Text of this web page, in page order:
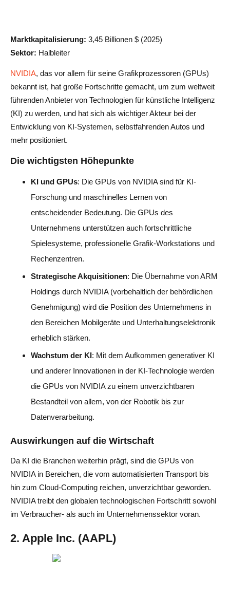
Marktkapitalisierung: 3,45 Billionen $ (2025)
Sektor: Halbleiter
NVIDIA, das vor allem für seine Grafikprozessoren (GPUs)
bekannt ist, hat große Fortschritte gemacht, um zum weltweit
führenden Anbieter von Technologien für künstliche Intelligenz
(KI) zu werden, und hat sich als wichtiger Akteur bei der
Entwicklung von KI-Systemen, selbstfahrenden Autos und
mehr positioniert.
Die wichtigsten Höhepunkte
KI und GPUs: Die GPUs von NVIDIA sind für KI-
Forschung und maschinelles Lernen von
entscheidender Bedeutung. Die GPUs des
Unternehmens unterstützen auch fortschrittliche
Spielesysteme, professionelle Grafik-Workstations und
Rechenzentren.
Strategische Akquisitionen: Die Übernahme von ARM
Holdings durch NVIDIA (vorbehaltlich der behördlichen
Genehmigung) wird die Position des Unternehmens in
den Bereichen Mobilgeräte und Unterhaltungselektronik
erheblich stärken.
Wachstum der KI: Mit dem Aufkommen generativer KI
und anderer Innovationen in der KI-Technologie werden
die GPUs von NVIDIA zu einem unverzichtbaren
Bestandteil von allem, von der Robotik bis zur
Datenverarbeitung.
Auswirkungen auf die Wirtschaft
Da KI die Branchen weiterhin prägt, sind die GPUs von
NVIDIA in Bereichen, die vom automatisierten Transport bis
hin zum Cloud-Computing reichen, unverzichtbar geworden.
NVIDIA treibt den globalen technologischen Fortschritt sowohl
im Verbraucher- als auch im Unternehmenssektor voran.
2. Apple Inc. (AAPL)